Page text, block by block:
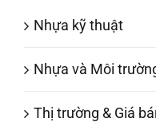
Nhựa kỹ thuật
Nhựa và Môi
Thị trường & Giá